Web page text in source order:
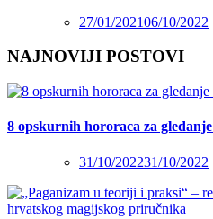
27/01/202106/10/2022
NAJNOVIJI POSTOVI
8 opskurnih hororaca za
31/10/202231/10/2022